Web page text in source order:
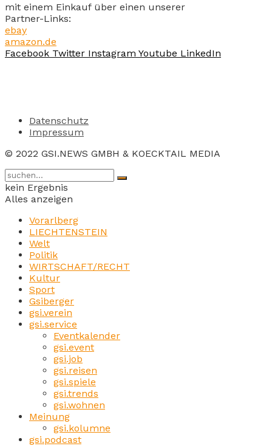
mit einem Einkauf über einen unserer
Partner-Links:
ebay
amazon.de
Facebook Twitter Instagram Youtube LinkedIn
Datenschutz
Impressum
© 2022 GSI.NEWS GMBH & KOECKTAIL MEDIA
kein Ergebnis
Alles anzeigen
Vorarlberg
LIECHTENSTEIN
Welt
Politik
WIRTSCHAFT/RECHT
Kultur
Sport
Gsiberger
gsi.verein
gsi.service
Eventkalender
gsi.event
gsi.job
gsi.reisen
gsi.spiele
gsi.trends
gsi.wohnen
Meinung
gsi.kolumne
gsi.podcast